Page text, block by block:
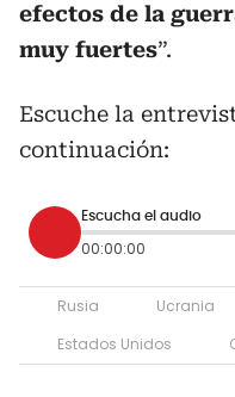
efectos de la
muy fuertes”.
Escuche la
continuación:
Escucha el audio
00:00:00
Rusia Ucrania
Estados Unidos